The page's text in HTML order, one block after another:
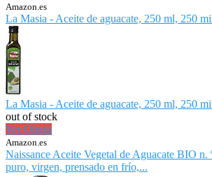
Amazon.es
La Masia - Aceite de aguacate, 250 ml, 250
La Masia - Aceite de aguacate, 250 ml, 250
out of stock
Ver Oferta
Amazon.es
Naissance Aceite Vegetal de Aguacate BIO
puro, virgen, prensado en frío,...